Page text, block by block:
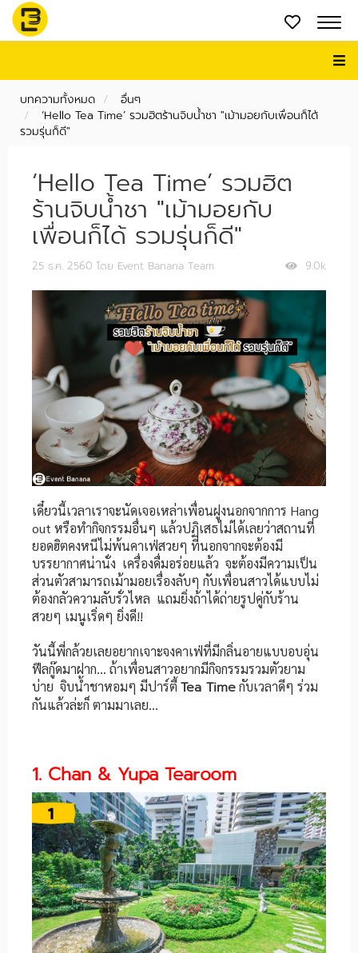
บทความทั้งหมด
อื่นๆ
‘Hello Tea Time’ รวมฮิตร้านจิบน้ำชา "เม้ามอยกับเพื่อนก็ได้
รวมรุ่นก็ดี"
‘Hello Tea Time’ รวมฮิต
ร้านจิบน้ำชา "เม้ามอยกับ
เพื่อนก็ได้ รวมรุ่นก็ดี"
9.0k
25 ธ.ค. 2560 โดย Event Banana Team
เดี๋ยวนี้เวลาเราจะนัดเจอเหล่าเพื่อนฝูงนอกจากการ Hang
out หรือทำกิจกรรมอื่นๆ แล้วปฏิเสธไม่ได้เลยว่าสถานที่
ยอดฮิตคงหนีไม่พ้นคาเฟ่สวยๆ ที่นอกจากจะต้องมี
บรรยากาศน่านั่ง เครื่องดื่มอร่อยแล้ว จะต้องมีความเป็น
ส่วนตัวสามารถเม้ามอยเรื่องลับๆ กับเพื่อนสาวได้แบบไม่
ต้องกลัวความลับรั่วไหล แถมยิ่งถ้าได้ถ่ายรูปคู่กับร้าน
สวยๆ เมนูเริ่ดๆ ยิ่งดี!!
วันนี้พี่กล้วยเลยอยากเจาะจงคาเฟ่ที่มีกลิ่นอายแบบอบอุ่น
ฟีลกู๊ดมาฝาก… ถ้าเพื่อนสาวอยากมีกิจกรรมรวมตัวยาม
บ่าย จิบน้ำชาหอมๆ มีปาร์ตี้Tea Timeกับเวลาดีๆ ร่วม
กันแล้วล่ะก็ ตามมาเลย…
1. Chan & Yupa Tearoom